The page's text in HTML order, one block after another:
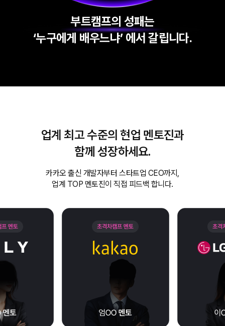
부트캠프의 성패는
‘누구에게 배우느냐’ 에서 갈립니다.
업계 최고 수준의 현업 멘토진과
함께 성장하세요.
카카오 출신 개발자부터 스타트업 CEO까지,
업계 TOP 멘토진이 직접 피드백 합니다.